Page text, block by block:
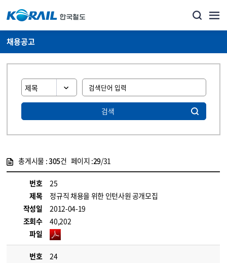
채용공고
검색
총게시물 :305건 페이지 :29/31
번호
25
제목
정규직 채용을 위한 인턴사원 공개모집
작성일
2012-04-19
조회수
40,202
파일
번호
24